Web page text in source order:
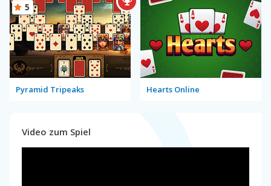
Pyramid Tripeaks
5
Hearts Online
Video zum Spiel